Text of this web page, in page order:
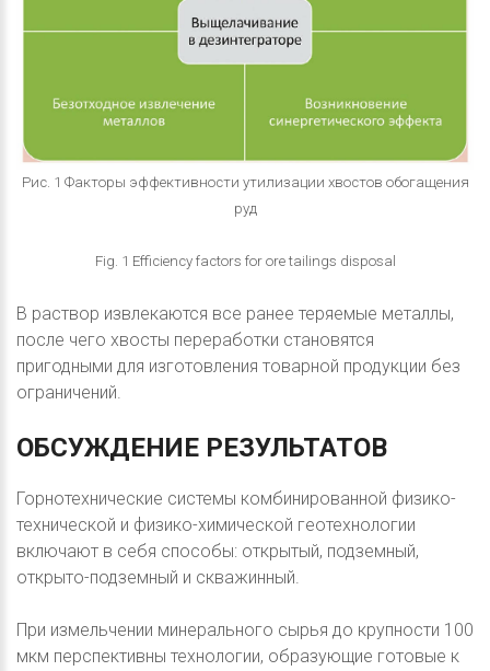
Рис. 1 Факторы эффективности утилизации хвостов обогащения
руд
Fig. 1 Efficiency factors for ore tailings disposal
В раствор извлекаются все ранее теряемые металлы,
после чего хвосты переработки становятся
пригодными для изготовления товарной продукции без
ограничений.
ОБСУЖДЕНИЕ РЕЗУЛЬТАТОВ
Горнотехнические системы комбинированной физико-
технической и физико-химической геотехнологии
включают в себя способы: открытый, подземный,
открыто-подземный и скважинный.
При измельчении минерального сырья до крупности 100
мкм перспективны технологии, образующие готовые к